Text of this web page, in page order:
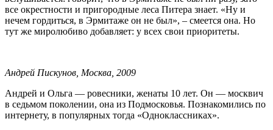
все окрестности и пригородные леса Питера знает. «Ну и
нечем гордиться, в Эрмитаже он не был», – смеется она. Но
тут же миролюбиво добавляет: у всех свои приоритеты.
Андрей Пискунов, Москва, 2009
Андрей и Ольга — ровесники, женаты 10 лет. Он — москвич
в седьмом поколении, она из Подмосковья. Познакомились по
интернету, в популярных тогда «Одноклассниках».